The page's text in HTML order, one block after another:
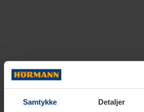
Samtykke Detaljer